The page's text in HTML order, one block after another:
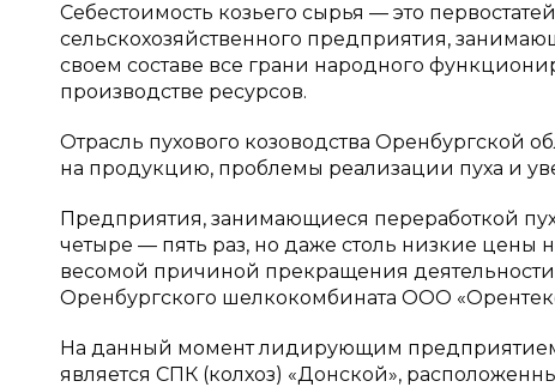
Себестоимость козьего сырья — это
сельскохозяйственного предприятия,
своем составе все грани народного
производстве ресурсов.
Отрасль пухового козоводства Оренбургской
на продукцию, проблемы реализации пуха и
Предприятия, занимающиеся переработкой
четыре — пять раз, но даже столь низкие цены
весомой причиной прекращения
Оренбургского шелкокомбината ООО
На данный момент лидирующим предприятием
является СПК (колхоз) «Донской»,